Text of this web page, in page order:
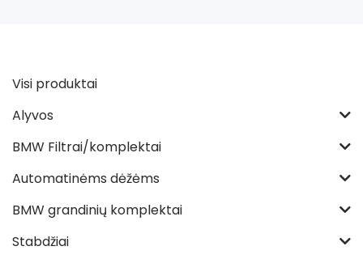
Visi produktai
Alyvos
BMW Filtrai/komplektai
Automatinėms dėžėms
BMW grandinių komplektai
Stabdžiai